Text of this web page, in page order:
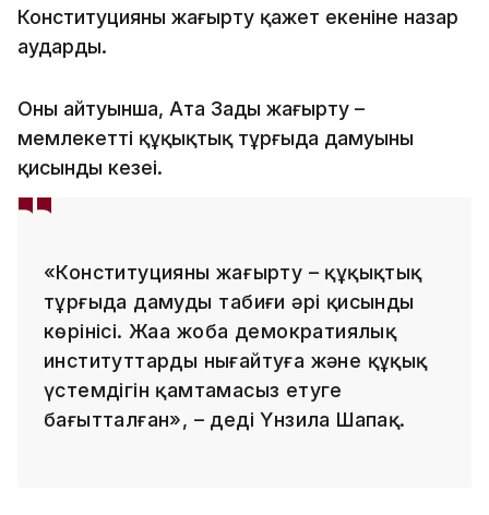
Конституцияны жаңғырту қажет екеніне назар
аударды.
Оның айтуынша, Ата Заңды жаңғырту –
мемлекеттің құқықтық тұрғыда дамуының
қисынды кезеңі.
«Конституцияны жаңғырту – құқықтық
тұрғыда дамудың табиғи әрі қисынды
көрінісі. Жаңа жоба демократиялық
институттарды нығайтуға және құқық
үстемдігін қамтамасыз етуге
бағытталған», – деді Үнзила Шапақ.